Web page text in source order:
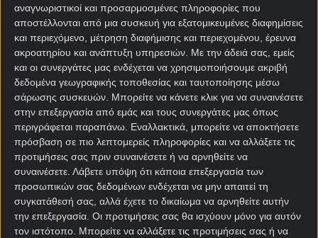
αναγνωριστικοί και προσαρμοσμένες πληροφορίες που
αποστέλλονται από μια συσκευή για εξατομικευμένες διαφημίσεις
και περιεχόμενο, μέτρηση διαφήμισης και περιεχομένου, έρευνα
ακροατηρίου και ανάπτυξη υπηρεσιών. Με την άδειά σας, εμείς
και οι συνεργάτες μας ενδέχεται να χρησιμοποιήσουμε ακριβή
δεδομένα γεωγραφικής τοποθεσίας και ταυτοποίησης μέσω
σάρωσης συσκευών. Μπορείτε να κάνετε κλικ για να συναινέσετε
στην επεξεργασία από εμάς και τους συνεργάτες μας όπως
περιγράφεται παραπάνω. Εναλλακτικά, μπορείτε να αποκτήσετε
πρόσβαση σε πιο λεπτομερείς πληροφορίες και να αλλάξετε τις
προτιμήσεις σας πριν συναινέσετε ή να αρνηθείτε να
συναινέσετε. Λάβετε υπόψη ότι κάποια επεξεργασία των
προσωπικών σας δεδομένων ενδέχεται να μην απαιτεί τη
συγκατάθεσή σας, αλλά έχετε το δικαίωμα να αρνηθείτε αυτήν
την επεξεργασία. Οι προτιμήσεις σας θα ισχύουν μόνο για αυτόν
τον ιστότοπο. Μπορείτε να αλλάξετε τις προτιμήσεις σας ή να
Ντόρτμουντ – Μοντερέι
στοίχημα
Η Ντόρτμουντ ολοκλήρωσε τις υποχρεώσεις της
στον όμιλο με δύο νίκες και μία ισοπαλία στο
κουπόνι στοιχήματος, στην πρώτη της εμφάνιση
στο Παγκόσμιο Κύπελλο Συλλόγων, εξασφαλίζοντας
την πρόκριση από τη φάση των ομίλων για τέταρτη
συνεχόμενη φορά σε μεγάλο τουρνουά επιπέδου
UEFA ή FIFA. Δεν δέχτηκε γκολ από τις Φλουμινένσε
και Ουλσάν, ενώ κέρδισε με 4-3 τη Μαμελόδι
Σάνταουνς από τη Νότια Αφρική.